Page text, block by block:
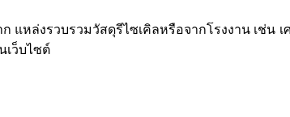
แหล่งรวบรวมวัสดุรีไซเคิลหรือจากโรงงาน เช่น
เว็บไซต์